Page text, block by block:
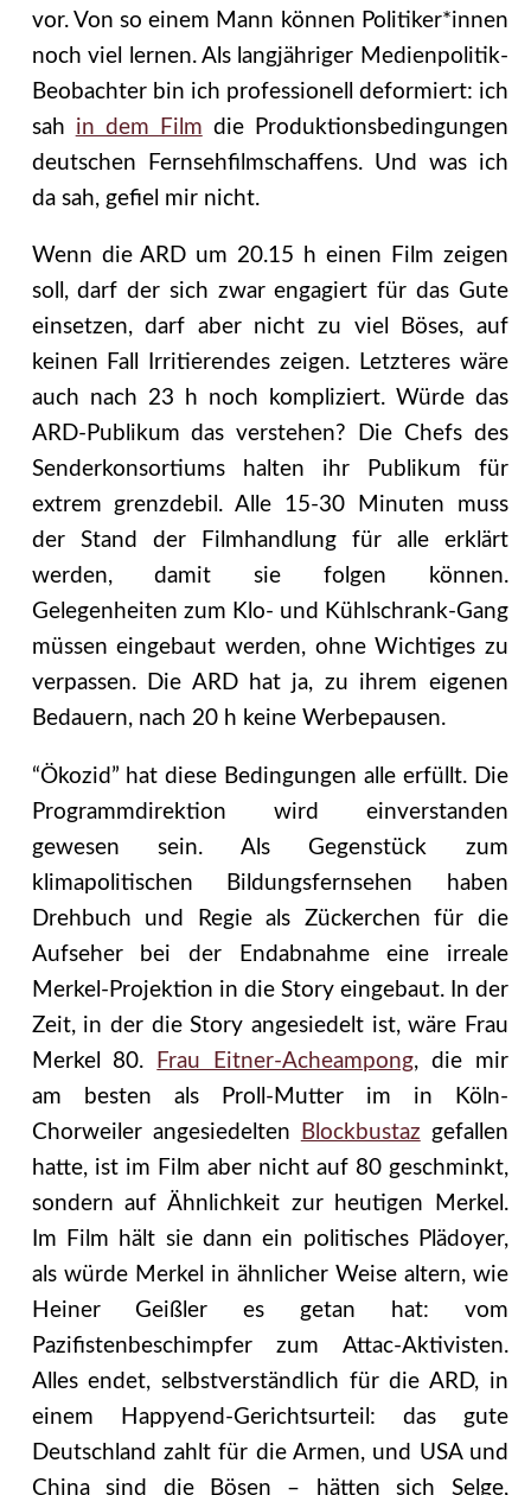
vor. Von so einem Mann können Politiker*innen
noch viel lernen. Als langjähriger Medienpolitik-
Beobachter bin ich professionell deformiert: ich
sah in dem Film die Produktionsbedingungen
deutschen Fernsehfilmschaffens. Und was ich
da sah, gefiel mir nicht.
Wenn die ARD um 20.15 h einen Film zeigen
soll, darf der sich zwar engagiert für das Gute
einsetzen, darf aber nicht zu viel Böses, auf
keinen Fall Irritierendes zeigen. Letzteres wäre
auch nach 23 h noch kompliziert. Würde das
ARD-Publikum das verstehen? Die Chefs des
Senderkonsortiums halten ihr Publikum für
extrem grenzdebil. Alle 15-30 Minuten muss
der Stand der Filmhandlung für alle erklärt
werden, damit sie folgen können.
Gelegenheiten zum Klo- und Kühlschrank-Gang
müssen eingebaut werden, ohne Wichtiges zu
verpassen. Die ARD hat ja, zu ihrem eigenen
Bedauern, nach 20 h keine Werbepausen.
“Ökozid” hat diese Bedingungen alle erfüllt. Die
Programmdirektion wird einverstanden
gewesen sein. Als Gegenstück zum
klimapolitischen Bildungsfernsehen haben
Drehbuch und Regie als Zückerchen für die
Aufseher bei der Endabnahme eine irreale
Merkel-Projektion in die Story eingebaut. In der
Zeit, in der die Story angesiedelt ist, wäre Frau
Merkel 80.
Frau Eitner-Acheampong, die mir
am besten als Proll-Mutter im in Köln-
Chorweiler angesiedelten
Blockbustaz gefallen
hatte, ist im Film aber nicht auf 80 geschminkt,
sondern auf Ähnlichkeit zur heutigen Merkel.
Im Film hält sie dann ein politisches Plädoyer,
als würde Merkel in ähnlicher Weise altern, wie
Heiner Geißler es getan hat: vom
Pazifistenbeschimpfer zum Attac-Aktivisten.
Alles endet, selbstverständlich für die ARD, in
einem Happyend-Gerichtsurteil: das gute
Deutschland zahlt für die Armen, und USA und
China sind die Bösen – hätten sich Selge,